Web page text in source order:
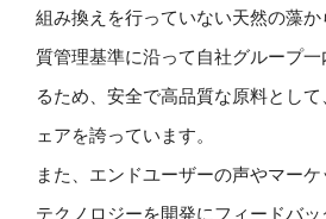
組み換えを行っていない天然の藻
質管理基準に沿って自社グループ
るため、安全で高品質な原料とし
ェアを誇っています。
また、エンドユーザーの声やマー
テクノロジーを開発にフィードバッ